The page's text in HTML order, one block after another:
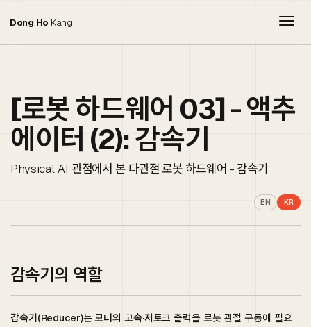
Dong Ho Kang
[로봇 하드웨어 03] - 액추
에이터 (2): 감속기
Physical AI 관점에서 본 다관절 로봇 하드웨어 - 감속기
EN KR
감속기의 역할
감속기(Reducer)는 모터의 고속·저토크 출력을 로봇 관절 구동에 필요